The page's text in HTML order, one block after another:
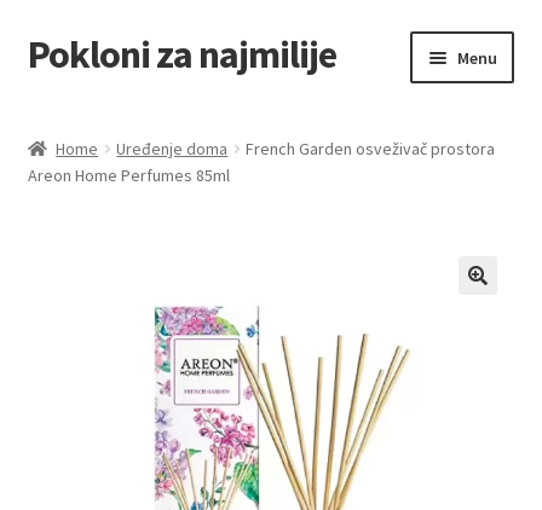
Skip
to
Skip
to
Pokloni za najmilije Menu
Akcija za dan zaljubljenih
Home Uređenje doma
French Garden osveživač prostora
Areon Home Perfumes 85ml